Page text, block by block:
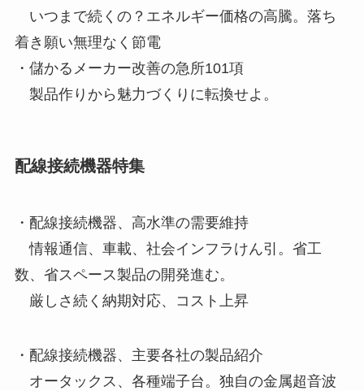
いつまで続くの？エネルギー価格の高騰。落ち
着き願い無理なく節電
・儲かるメーカー改善の急所101項
製品作りから魅力づくりに転換せよ。
配線接続機器特集
・配線接続機器、高水準の需要維持
情報通信、車載、社会インフラけん引。省工
数、省スペース製品の開発進む。
厳しさ続く納期対応、コスト上昇
・配線接続機器、主要各社の製品紹介
オータックス、各種端子台。独自の金属超音波